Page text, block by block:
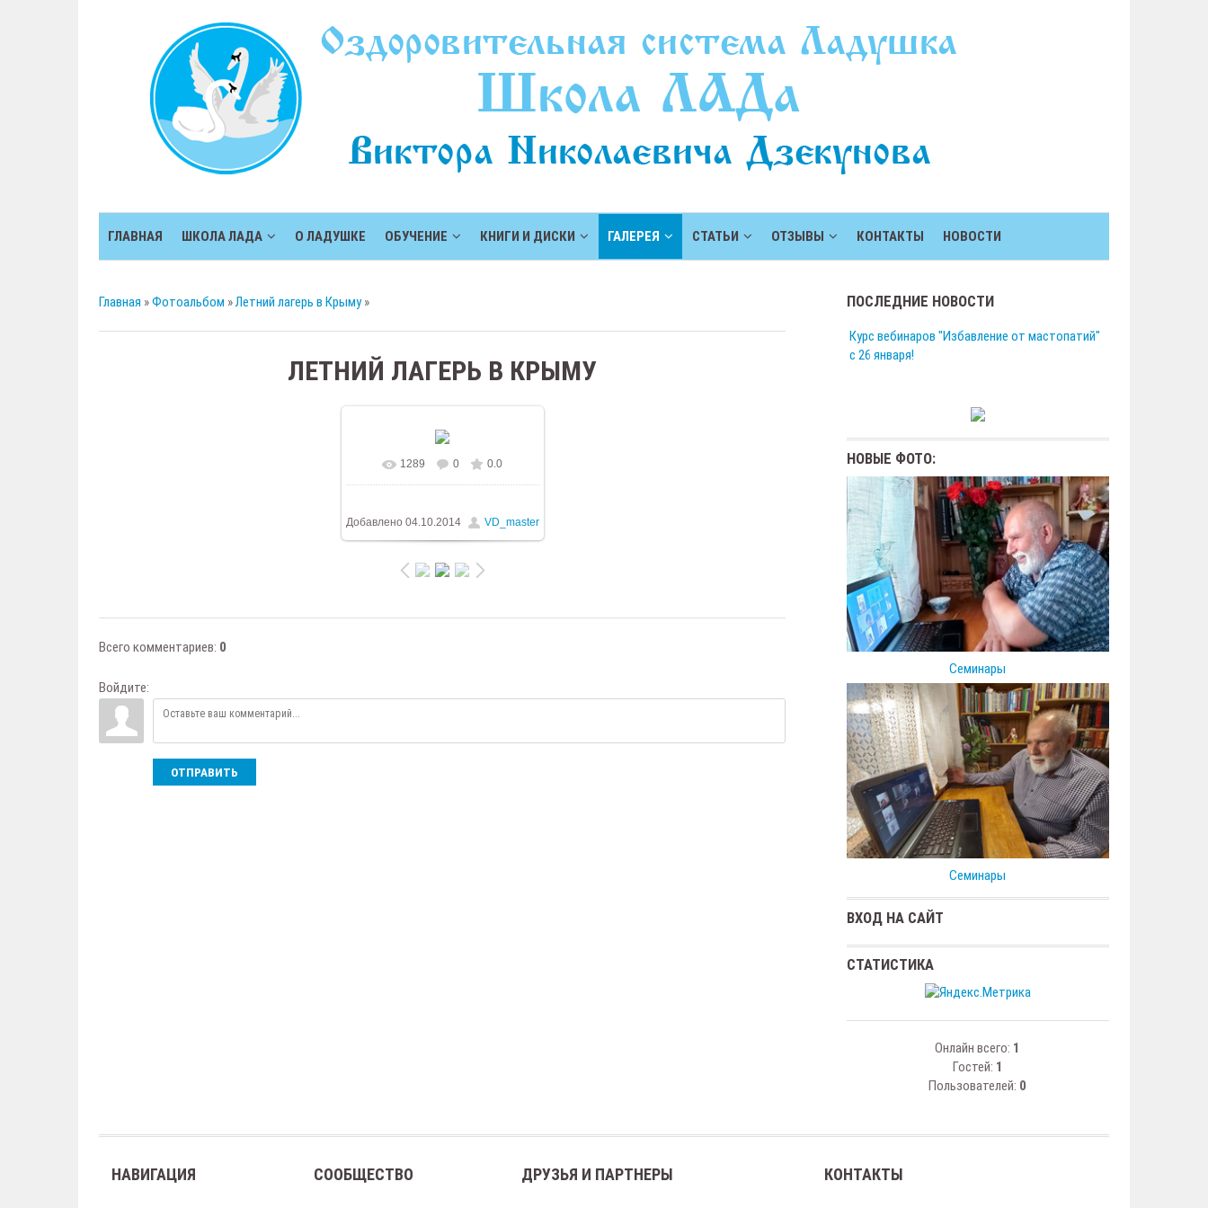
ГЛАВНАЯ ШКОЛА ЛАДА О ЛАДУШКЕ ОБУЧЕНИЕ КНИГИ И ДИСКИ ГАЛЕРЕЯ СТАТЬИ ОТЗЫВЫ КОНТАКТЫ НОВОСТИ
Главная »Фотоальбом »Летний лагерь в Крыму»
ЛЕТНИЙ ЛАГЕРЬ В КРЫМУ
В реальном размере 1024x768
1289 0 0.0
Добавлено 04.10.2014 VD_master
Всего комментариев: 0
Войдите:
ОТПРАВИТЬ
ПОСЛЕДНИЕ НОВОСТИ
Курс вебинаров "Избавление от мастопатий"
с 26 января!
НОВЫЕ ФОТО:
Семинары
Семинары
ВХОД НА САЙТ
СТАТИСТИКА
Онлайн всего: 1
Гостей: 1
Пользователей: 0
НАВИГАЦИЯ СООБЩЕСТВО ДРУЗЬЯ И ПАРТНЕРЫ КОНТАКТЫ